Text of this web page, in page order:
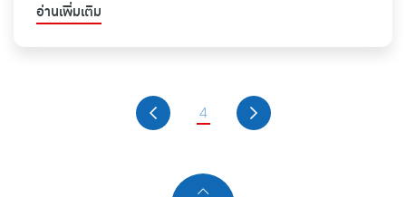
อ่านเพิ่มเติม
4